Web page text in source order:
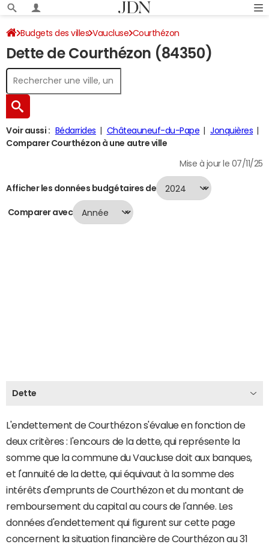
Budgets des villes Vaucluse Courthézon
Dette au 31/12/2024
Dette de Courthézon (84350)
Voir aussi : Bédarrides Châteauneuf-du-Pape
Jonquières
Comparer Courthézon à une autre ville
Mise à jour le 07/11/25
Afficher les données budgétaires de
Comparer avec
Dette
L'endettement de Courthézon s'évalue en fonction de
deux critères : l'encours de la dette, qui représente la
somme que la commune du Vaucluse doit aux banques,
et l'annuité de la dette, qui équivaut à la somme des
intérêts d'emprunts de Courthézon et du montant de
remboursement du capital au cours de l'année. Les
données d'endettement qui figurent sur cette page
concernent la situation financière de Courthézon au 31